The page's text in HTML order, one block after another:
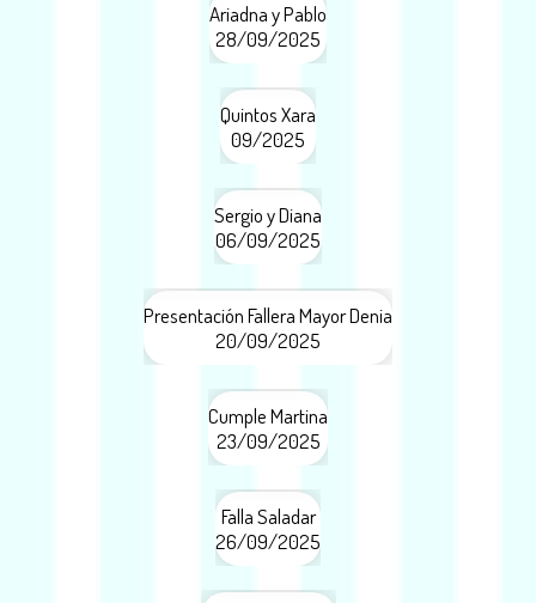
Ariadna y Pablo
28/09/2025
Quintos Xara
09/2025
Sergio y Diana
06/09/2025
Presentación Fallera Mayor Denia
20/09/2025
Cumple Martina
23/09/2025
Falla Saladar
26/09/2025